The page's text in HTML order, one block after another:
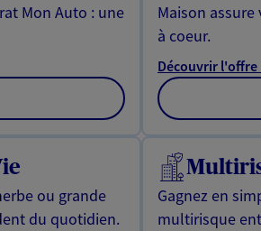
Mon Auto : une
Maison
à coeur.
Découvrir
ou grande
du quotidien.
Gagnez en
multirisque